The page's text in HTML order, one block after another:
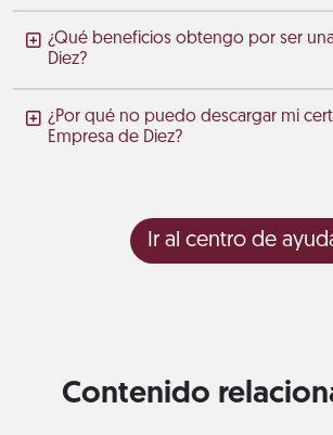
¿Qué beneficios obtengo por ser
Diez?
¿Por qué no puedo descargar mi
Empresa de Diez?
Ir al centro de
Contenido